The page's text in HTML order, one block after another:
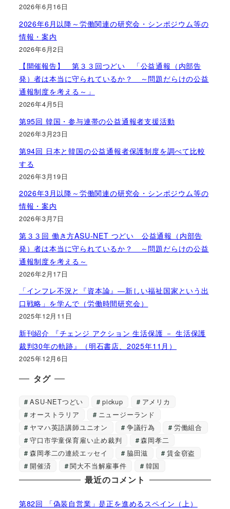
2026年6月16日
2026年6月以降～労働関連の研究会・シンポジウム等の
情報・案内
2026年6月2日
【開催報告】 第３３回つどい 「公益通報（内部告
発）者は本当に守られているか？ ～問題だらけの公益
通報制度を考える～」
2026年4月5日
第95回 韓国・参与連帯の公益通報者支援活動
2026年3月23日
第94回 日本と韓国の公益通報者保護制度を調べて比較
する
2026年3月19日
2026年3月以降～労働関連の研究会・シンポジウム等の
情報・案内
2026年3月7日
第３３回 働き方ASU-NET つどい 公益通報（内部告
発）者は本当に守られているか？ ～問題だらけの公益
通報制度を考える～
2026年2月17日
「インフレ不況と『資本論』―新しい福祉国家という出
口戦略」を学んで（労働時間研究会）
2025年12月11日
新刊紹介 『チェンジ アクション 生活保護 － 生活保護
裁判30年の軌跡』（明石書店、2025年11月）
2025年12月6日
タグ
ASU-NETつどい pickup
アメリカ
オーストラリア
ニュージーランド
ヤマハ英語講師ユニオン
争議行為
労働組合
守口市学童保育雇い止め裁判
森岡孝二
森岡孝二の連続エッセイ
脇田滋
賃金窃盗
開催済
関大不当解雇事件 韓国
最近のコメント
第82回 「偽装自営業」是正を進めるスペイン（上）